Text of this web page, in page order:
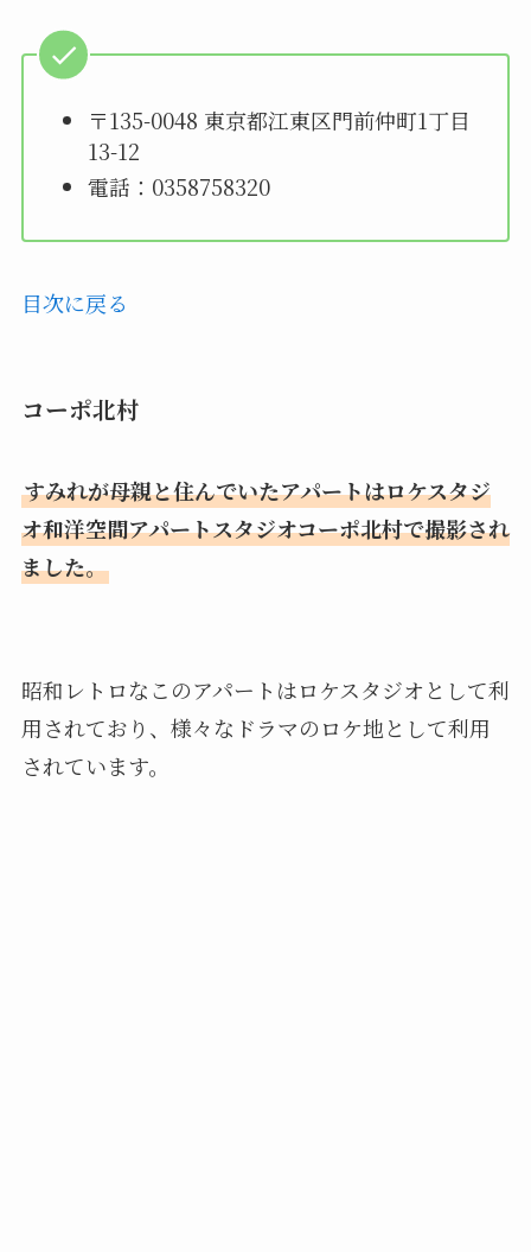
〒135-0048 東京都江東区門前仲町1丁目
13-12
電話：0358758320
目次に戻る
コーポ北村
すみれが母親と住んでいたアパートはロケスタジ
オ和洋空間アパートスタジオコーポ北村で撮影され
ました。
昭和レトロなこのアパートはロケスタジオとして利
用されており、様々なドラマのロケ地として利用
されています。